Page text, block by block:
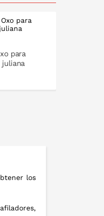
para
juliana
LA CESTA
los